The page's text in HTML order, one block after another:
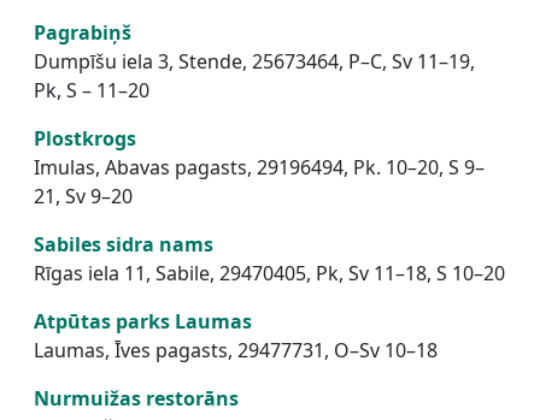
Pagrabiņš
Dumpīšu iela 3, Stende, 25673464, P–C, Sv 11–19,
Pk, S – 11–20
Plostkrogs
Imulas, Abavas pagasts, 29196494, Pk. 10–20, S 9–
21, Sv 9–20
Sabiles sidra nams
Rīgas iela 11, Sabile, 29470405, Pk, Sv 11–18, S 10–20
Atpūtas parks Laumas
Laumas, Īves pagasts, 29477731, O–Sv 10–18
Nurmuižas restorāns